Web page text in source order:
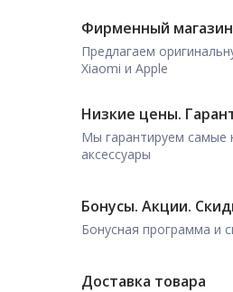
Фирменный магазин
Предлагаем
Xiaomi и Apple
Низкие цены.
Мы гарантируем самые
аксессуары
Бонусы. Акции.
Бонусная программа и
Доставка товара